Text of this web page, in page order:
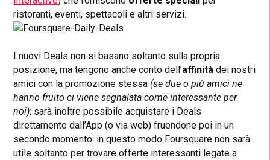
ristoranti, eventi, spettacoli e altri servizi.
I nuovi Deals non si basano soltanto sulla propria
posizione, ma tengono anche conto dell’affinità dei nostri
amici con la promozione stessa (se due o più amici ne
hanno fruito ci viene segnalata come interessante per
noi); sarà inoltre possibile acquistare i Deals
direttamente dall’App (o via web) fruendone poi in un
secondo momento: in questo modo Foursquare non sarà
utile soltanto per trovare offerte interessanti legate a